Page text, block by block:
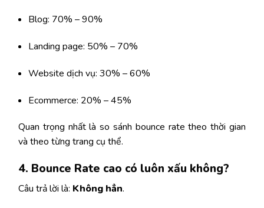
Blog: 70% – 90%
Landing page: 50% – 70%
Website dịch vụ: 30% – 60%
Ecommerce: 20% – 45%
Quan trọng nhất là so sánh bounce rate theo thời gian
và theo từng trang cụ thể.
4. Bounce Rate cao có luôn xấu không?
Câu trả lời là: Không hẳn.